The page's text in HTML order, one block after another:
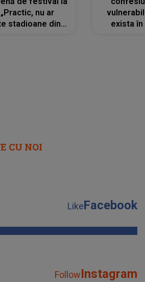
nu ar
stadioane din
exista
CU NOI
LikeFacebook
FollowInstagram